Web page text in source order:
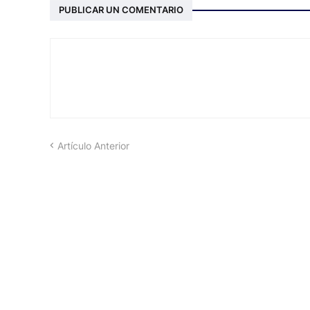
PUBLICAR UN COMENTARIO
Artículo Anterior